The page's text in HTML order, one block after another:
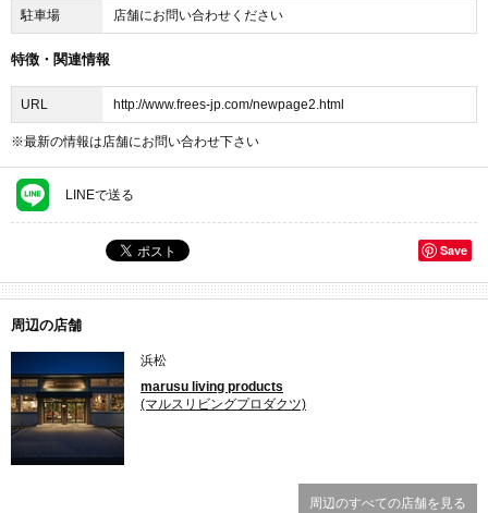
駐車場 店舗にお問い合わせください
特徴・関連情報
URL http://www.frees-jp.com/newpage2.html
※最新の情報は店舗にお問い合わせ下さい
LINEで送る
Save
周辺の店舗
浜松
marusu living products
(マルスリビングプロダクツ)
周辺のすべての店舗を見る